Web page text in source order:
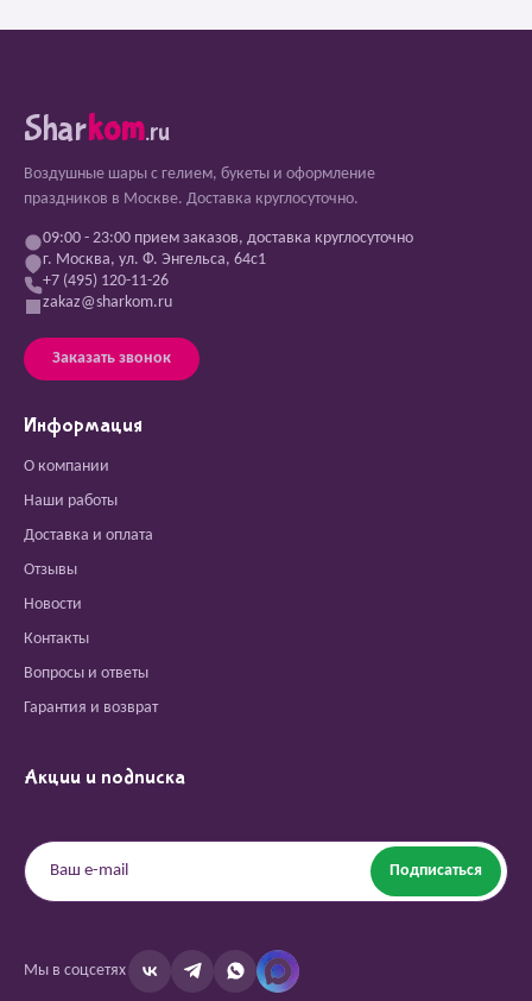
Sharkom.ru
Воздушные шары с гелием, букеты и оформление
праздников в Москве. Доставка круглосуточно.
09:00 - 23:00 прием заказов, доставка круглосуточно
г. Москва, ул. Ф. Энгельса, 64с1
+7 (495) 120-11-26
zakaz@sharkom.ru
Заказать звонок
Информация
О компании
Наши работы
Доставка и оплата
Отзывы
Новости
Контакты
Вопросы и ответы
Гарантия и возврат
Акции и подписка
Подписаться
Мы в соцсетях